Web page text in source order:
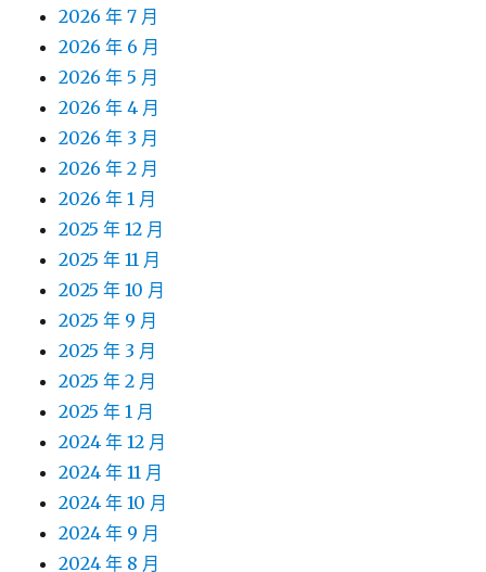
2026 年 7 月
2026 年 6 月
2026 年 5 月
2026 年 4 月
2026 年 3 月
2026 年 2 月
2026 年 1 月
2025 年 12 月
2025 年 11 月
2025 年 10 月
2025 年 9 月
2025 年 3 月
2025 年 2 月
2025 年 1 月
2024 年 12 月
2024 年 11 月
2024 年 10 月
2024 年 9 月
2024 年 8 月